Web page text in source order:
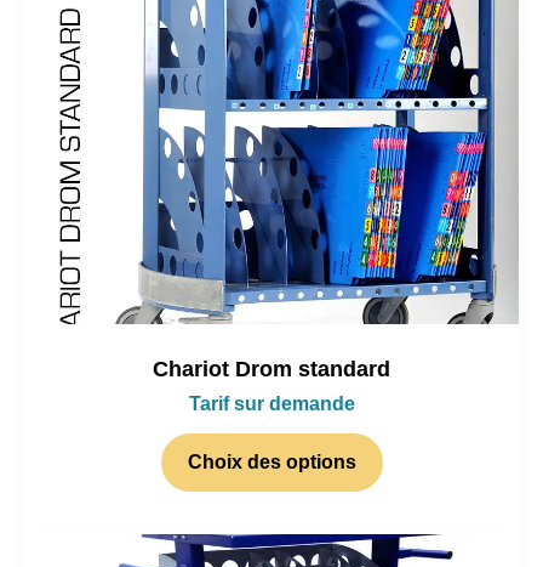
Chariot Drom standard
Tarif sur demande
Choix des options